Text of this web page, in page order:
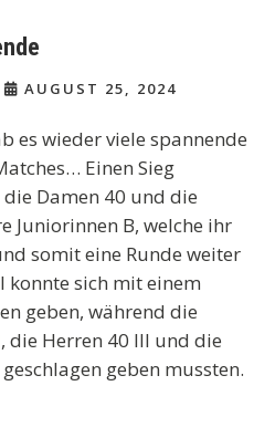
AUGUST 25, 2024
es wieder viele spannende
Einen Sieg
Damen 40 und die
Juniorinnen B, welche ihr
somit eine Runde weiter
konnte sich mit einem
geben, während die
die Herren 40 III und die
geben mussten.